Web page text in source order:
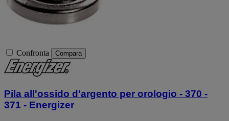
Confronta Compara
Pila all'ossido d'argento per orologio - 370 -
371 - Energizer